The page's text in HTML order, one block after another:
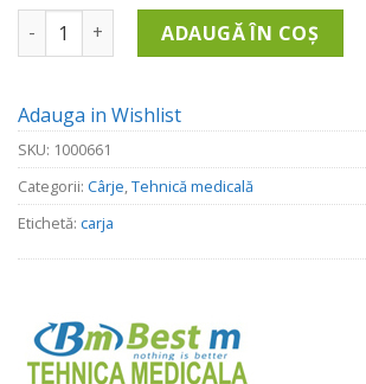
fost:
este:
40.00 lei.
Cantitate Carja suport antebrat gri - 937L
ADAUGĂ ÎN COȘ
Adauga in Wishlist
SKU: 1000661
Categorii: Cârje,Tehnică medicală
Etichetă: carja